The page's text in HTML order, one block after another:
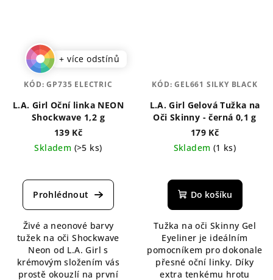
+ více odstínů
L.A. Girl Oční linka NEON
Shockwave 1,2 g
139 Kč
Skladem (>5 ks)
hodnocení
produktu
z
5
hvězdiček.
Živé a neonové barvy
tužek na oči Shockwave
Neon od L.A. Girl s
krémovým složením vás
prostě okouzlí na první
KÓD:GP735 ELECTRIC
L.A. Girl Gelová Tužka na
Oči Skinny - černá 0,1 g
179 Kč
Skladem (1 ks)
hodnocení
produktu
z
5
hvězdiček.
Do košíku
Tužka na oči Skinny Gel
Eyeliner je ideálním
pomocníkem pro dokonale
přesné oční linky. Díky
extra tenkému hrotu
KÓD:GEL661 SILKY BLACK